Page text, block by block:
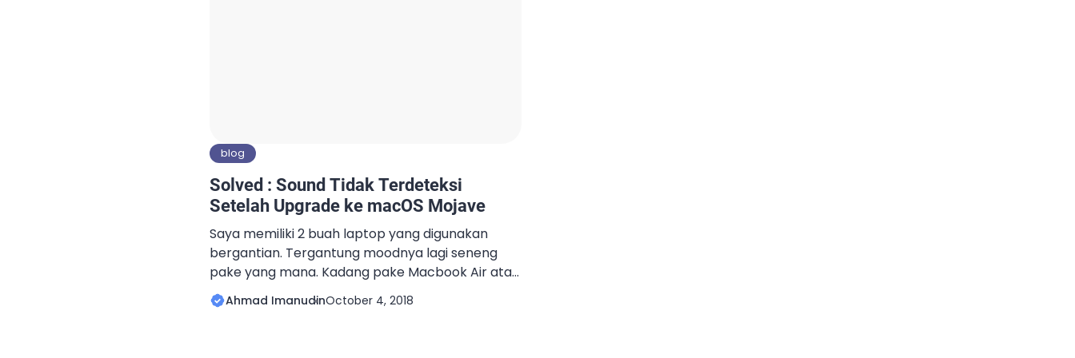
blog
Solved : Sound Tidak Terdeteksi
Setelah Upgrade ke macOS Mojave
Saya memiliki 2 buah laptop yang digunakan
bergantian. Tergantung moodnya lagi seneng
pake yang mana. Kadang pake Macbook Air atau
pake Lenovo x230 yang sudah terinstall 3 buah
sistem operasi. Windows, Linux dan macOS. Nah,
Ahmad ImanudinOctober 4, 2018